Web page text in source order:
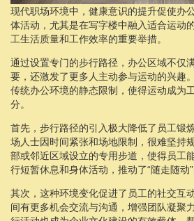
现代职场环境中，健康意识的提升促使办
体活动，尤其是在写字楼中融入适合运动
工生活质量和工作效率的重要举措。
通过设置专门的步行路径，办公区域不仅
要，还激发了更多人主动参与运动的兴趣
传统办公环境的静态限制，使得运动成为
分。
首先，步行路径的引入极大降低了员工锻
场人士因时间紧张和场地限制，很难坚持
部或邻近区域设立的专用步道，使得员工
行短暂休息和身体活动，推动了“随走随动”
其次，这种环境变化促进了员工的社交互
间有更多机会交流与沟通，增强团队凝聚